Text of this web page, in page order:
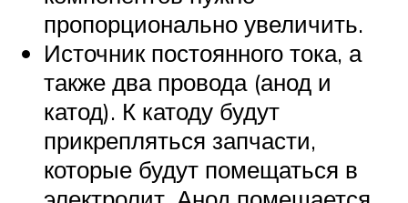
пропорционально увеличить.
Источник постоянного тока, а
также два провода (анод и
катод). К катоду будут
прикрепляться запчасти,
которые будут помещаться в